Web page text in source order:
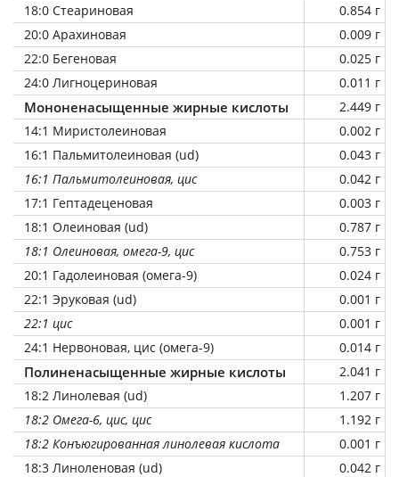
18:0 Стеариновая
0.854 г
20:0 Арахиновая
0.009 г
22:0 Бегеновая
0.025 г
24:0 Лигноцериновая
0.011 г
Мононенасыщенные жирные кислоты
2.449 г
14:1 Миристолеиновая
0.002 г
16:1 Пальмитолеиновая (ud)
0.043 г
16:1 Пальмитолеиновая, цис
0.042 г
17:1 Гептадеценовая
0.003 г
18:1 Олеиновая (ud)
0.787 г
18:1 Олеиновая, омега-9, цис
0.753 г
20:1 Гадолеиновая (омега-9)
0.024 г
22:1 Эруковая (ud)
0.001 г
22:1 цис
0.001 г
24:1 Нервоновая, цис (омега-9)
0.014 г
Полиненасыщенные жирные кислоты
2.041 г
18:2 Линолевая (ud)
1.207 г
18:2 Омега-6, цис, цис
1.192 г
18:2 Конъюгированная линолевая кислота
0.001 г
18:3 Линоленовая (ud)
0.042 г